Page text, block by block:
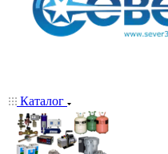
Каталог